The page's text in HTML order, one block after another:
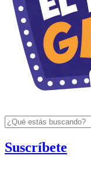
Suscríbete